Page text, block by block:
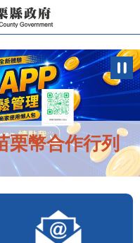
栗幣合作行列